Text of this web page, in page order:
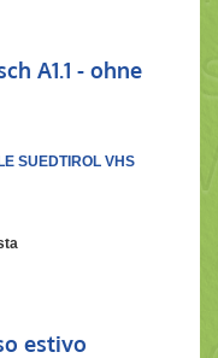
A1.1 - ohne
SUEDTIROL VHS
estivo